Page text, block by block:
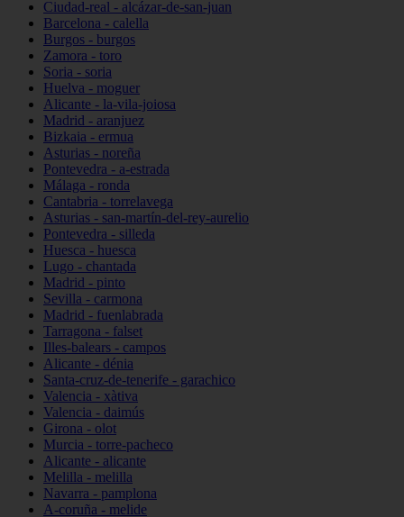
Ciudad-real - alcázar-de-san-juan
Barcelona - calella
Burgos - burgos
Zamora - toro
Soria - soria
Huelva - moguer
Alicante - la-vila-joiosa
Madrid - aranjuez
Bizkaia - ermua
Asturias - noreña
Pontevedra - a-estrada
Málaga - ronda
Cantabria - torrelavega
Asturias - san-martín-del-rey-aurelio
Pontevedra - silleda
Huesca - huesca
Lugo - chantada
Madrid - pinto
Sevilla - carmona
Madrid - fuenlabrada
Tarragona - falset
Illes-balears - campos
Alicante - dénia
Santa-cruz-de-tenerife - garachico
Valencia - xàtiva
Valencia - daimús
Girona - olot
Murcia - torre-pacheco
Alicante - alicante
Melilla - melilla
Navarra - pamplona
A-coruña - melide